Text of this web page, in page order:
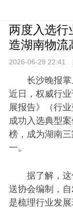
两度入选行
造湖南物流
2026-06-29 22:41
长沙晚报掌
近日，权威行
展报告》（行
成功入选典型
榜，成为湖南
一。
据了解，
送协会编制，
是梳理行业发